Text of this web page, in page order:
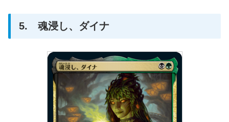
5. 魂浸し、ダイナ